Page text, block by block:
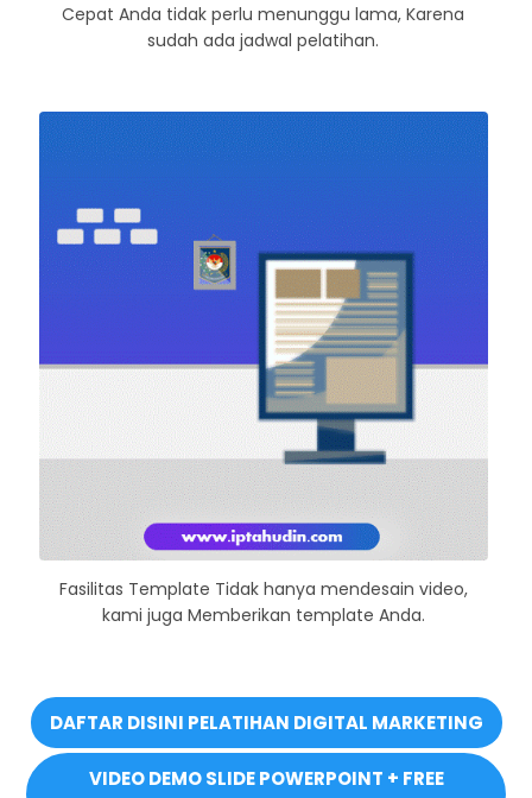
Cepat Anda tidak perlu menunggu lama, Karena
sudah ada jadwal pelatihan.
Fasilitas Template Tidak hanya mendesain video,
kami juga Memberikan template Anda.
DAFTAR DISINI PELATIHAN DIGITAL MARKETING
VIDEO DEMO SLIDE POWERPOINT + FREE